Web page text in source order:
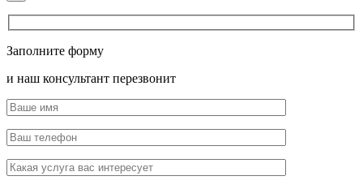
Заполните форму
и наш консультант перезвонит